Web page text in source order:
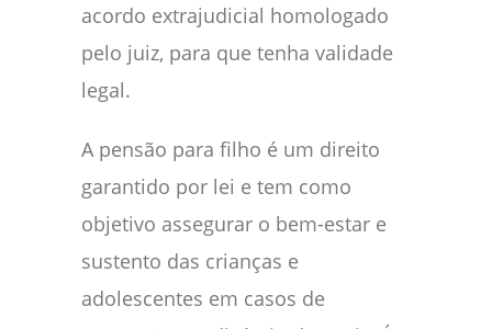
acordo extrajudicial homologado
pelo juiz, para que tenha validade
legal.
A pensão para filho é um direito
garantido por lei e tem como
objetivo assegurar o bem-estar e
sustento das crianças e
adolescentes em casos de